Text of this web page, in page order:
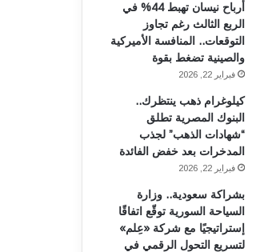
أرباح نيسان تهبط 44% في
الربع الثالث رغم تجاوز
التوقعات.. المنافسة الأميركية
والصينية تضغط بقوة
فبراير 22, 2026
كيلوغرام ذهب ينتظرك..
البنوك المصرية تطلق
“شهادات الذهب” لجذب
المدخرات بعد خفض الفائدة
فبراير 22, 2026
بشراكة سعودية.. وزارة
السياحة السورية توقّع اتفاقًا
إستراتيجيًا مع شركة «عِلم»
لتسريع التحول الرقمي في